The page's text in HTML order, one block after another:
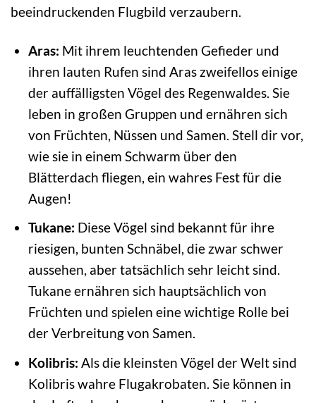
beeindruckenden Flugbild verzaubern.
Aras: Mit ihrem leuchtenden Gefieder und
ihren lauten Rufen sind Aras zweifellos einige
der auffälligsten Vögel des Regenwaldes. Sie
leben in großen Gruppen und ernähren sich
von Früchten, Nüssen und Samen. Stell dir vor,
wie sie in einem Schwarm über den
Blätterdach fliegen, ein wahres Fest für die
Augen!
Tukane: Diese Vögel sind bekannt für ihre
riesigen, bunten Schnäbel, die zwar schwer
aussehen, aber tatsächlich sehr leicht sind.
Tukane ernähren sich hauptsächlich von
Früchten und spielen eine wichtige Rolle bei
der Verbreitung von Samen.
Kolibris: Als die kleinsten Vögel der Welt sind
Kolibris wahre Flugakrobaten. Sie können in